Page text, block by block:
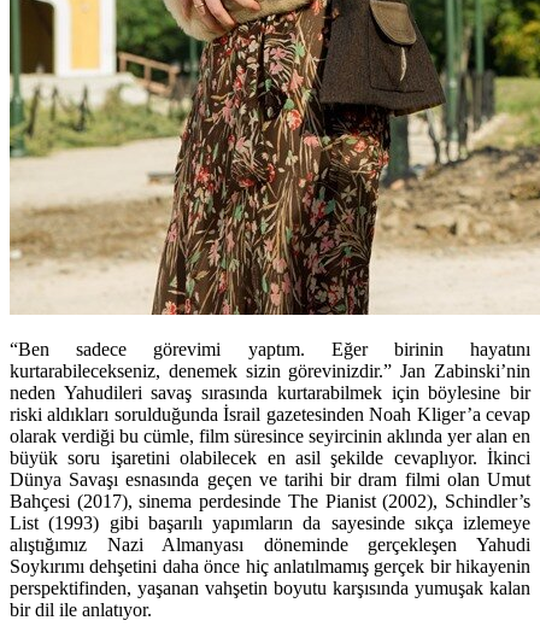
“Ben sadece görevimi yaptım. Eğer birinin hayatını
kurtarabilecekseniz, denemek sizin görevinizdir.” Jan Zabinski’nin
neden Yahudileri savaş sırasında kurtarabilmek için böylesine bir
riski aldıkları sorulduğunda İsrail gazetesinden Noah Kliger’a cevap
olarak verdiği bu cümle, film süresince seyircinin aklında yer alan en
büyük soru işaretini olabilecek en asil şekilde cevaplıyor. İkinci
Dünya Savaşı esnasında geçen ve tarihi bir dram filmi olan Umut
Bahçesi (2017), sinema perdesinde The Pianist (2002), Schindler’s
List (1993) gibi başarılı yapımların da sayesinde sıkça izlemeye
alıştığımız Nazi Almanyası döneminde gerçekleşen Yahudi
Soykırımı dehşetini daha önce hiç anlatılmamış gerçek bir hikayenin
perspektifinden, yaşanan vahşetin boyutu karşısında yumuşak kalan
bir dil ile anlatıyor.